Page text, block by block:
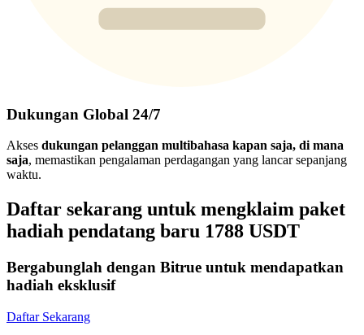
Dukungan Global 24/7
Akses dukungan pelanggan multibahasa kapan saja, di mana
saja, memastikan pengalaman perdagangan yang lancar sepanjang
waktu.
Daftar sekarang untuk mengklaim paket
hadiah pendatang baru 1788 USDT
Bergabunglah dengan Bitrue untuk mendapatkan
hadiah eksklusif
Daftar Sekarang